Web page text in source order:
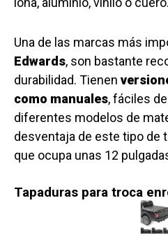
Una de las marcas más
Edwards, son bastante
durabilidad. Tienen
como manuales, fáciles
diferentes modelos de
desventaja de este tipo de
que ocupa unas 12
Tapaduras para troca